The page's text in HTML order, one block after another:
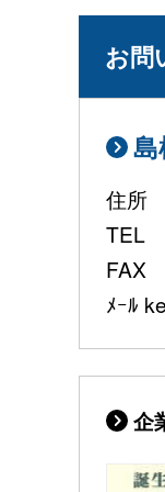
お問
住所
TEL
FAX
ﾒｰﾙ
企